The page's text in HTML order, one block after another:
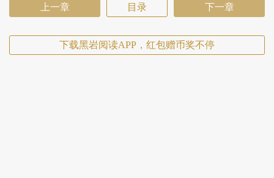
上一章 目录 下一章
下载黑岩阅读APP，红包赠币奖不停